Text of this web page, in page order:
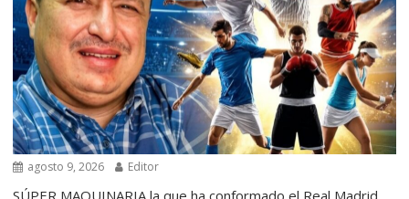
agosto 9, 2026 Editor
SÚPER MAQUINARIA la que ha conformado el Real Madrid,